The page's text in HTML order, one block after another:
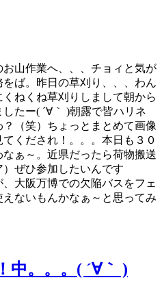
山作業へ、、、チョィと気が
ば。昨日の草刈り、、、わん
ねくね草刈りしまして朝から
たー( ´∀｀ )朝露で皆ハリネ
（笑）ちょっとまとめて画像
くだされ！。。。本日も３０
ぁ～。近県だったら荷物搬送
ぜひ参加したいんです
大阪万博での欠陥バスをフェ
ないもんかなぁ～と思ってみ
中。。。( ´∀｀ )